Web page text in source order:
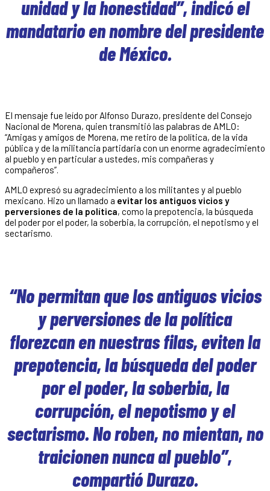
unidad y la honestidad”, indicó el
mandatario en nombre del presidente
de México.
El mensaje fue leído por Alfonso Durazo, presidente del Consejo
Nacional de Morena, quien transmitió las palabras de AMLO:
“Amigas y amigos de Morena, me retiro de la política, de la vida
pública y de la militancia partidaria con un enorme agradecimiento
al pueblo y en particular a ustedes, mis compañeras y
compañeros”.
AMLO expresó su agradecimiento a los militantes y al pueblo
mexicano. Hizo un llamado a evitar los antiguos vicios y
perversiones de la política, como la prepotencia, la búsqueda
del poder por el poder, la soberbia, la corrupción, el nepotismo y el
sectarismo.
“No permitan que los antiguos vicios
y perversiones de la política
florezcan en nuestras filas, eviten la
prepotencia, la búsqueda del poder
por el poder, la soberbia, la
corrupción, el nepotismo y el
sectarismo. No roben, no mientan, no
traicionen nunca al pueblo”,
compartió Durazo.